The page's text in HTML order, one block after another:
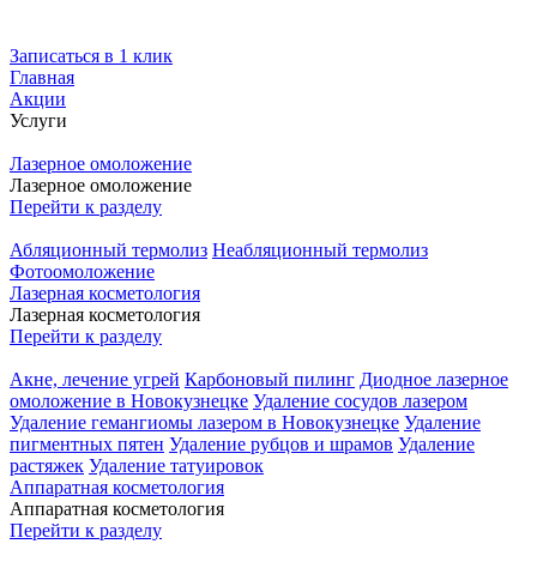
Записаться в 1 клик
Главная
Акции
Услуги
Лазерное омоложение
Лазерное омоложение
Перейти к разделу
Абляционный термолиз Неабляционный термолиз
Фотоомоложение
Лазерная косметология
Лазерная косметология
Перейти к разделу
Акне, лечение угрей Карбоновый пилинг Диодное лазерное
омоложение в Новокузнецке Удаление сосудов лазером
Удаление гемангиомы лазером в Новокузнецке Удаление
пигментных пятен Удаление рубцов и шрамов Удаление
растяжек Удаление татуировок
Аппаратная косметология
Аппаратная косметология
Перейти к разделу